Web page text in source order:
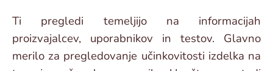
Ti pregledi temeljijo na informacijah
proizvajalcev, uporabnikov in testov. Glavno
merilo za pregledovanje učinkovitosti izdelka na